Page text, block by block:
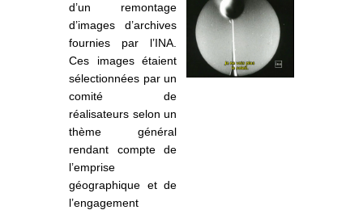
d’un remontage
d’images d’archives
fournies par l’INA.
Ces images étaient
sélectionnées par un
comité de
réalisateurs selon un
thème général
rendant compte de
l’emprise
géographique et de
l’engagement